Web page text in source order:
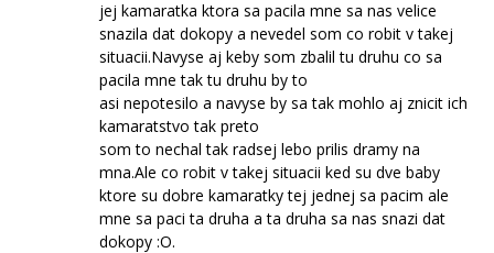
jej kamaratka ktora sa pacila mne sa nas velice
snazila dat dokopy a nevedel som co robit v takej
situacii.Navyse aj keby som zbalil tu druhu co sa
pacila mne tak tu druhu by to
asi nepotesilo a navyse by sa tak mohlo aj znicit ich
kamaratstvo tak preto
som to nechal tak radsej lebo prilis dramy na
mna.Ale co robit v takej situacii ked su dve baby
ktore su dobre kamaratky tej jednej sa pacim ale
mne sa paci ta druha a ta druha sa nas snazi dat
dokopy :O.